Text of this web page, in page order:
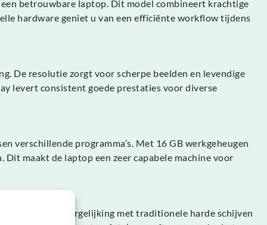
betrouwbare laptop. Dit model combineert krachtige
hardware geniet u van een efficiënte workflow tijdens
De resolutie zorgt voor scherpe beelden en levendige
levert consistent goede prestaties voor diverse
verschillende programma’s. Met 16 GB werkgeheugen
maakt de laptop een zeer capabele machine voor
In vergelijking met traditionele harde schijven